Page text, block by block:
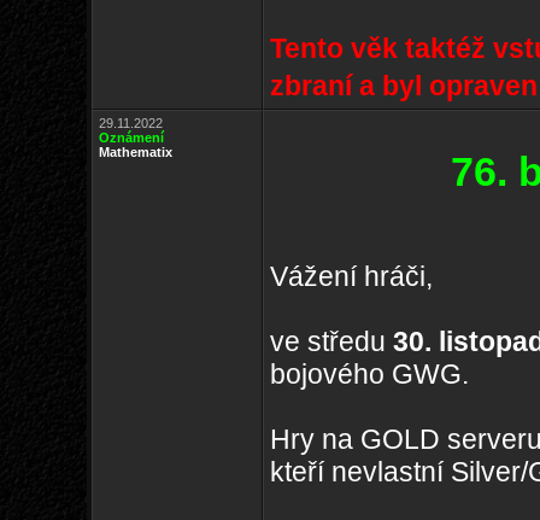
Tento věk taktéž
zbraní a byl
29.11.2022
Oznámení
Mathematix
76.
Vážení hráči,
ve středu 30.
bojového GWG.
Hry na GOLD
kteří nevlastní Silver/